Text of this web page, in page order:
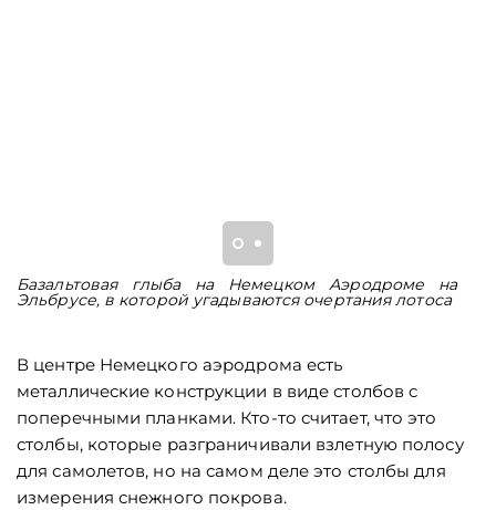
Базальтовая глыба на Немецком Аэродроме на
Эльбрусе, в которой угадываются очертания лотоса
В центре Немецкого аэродрома есть
металлические конструкции в виде столбов с
поперечными планками. Кто-то считает, что это
столбы, которые разграничивали взлетную полосу
для самолетов, но на самом деле это столбы для
измерения снежного покрова.